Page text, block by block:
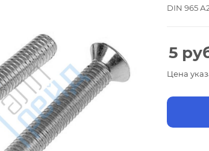
DIN 965
5
Цена